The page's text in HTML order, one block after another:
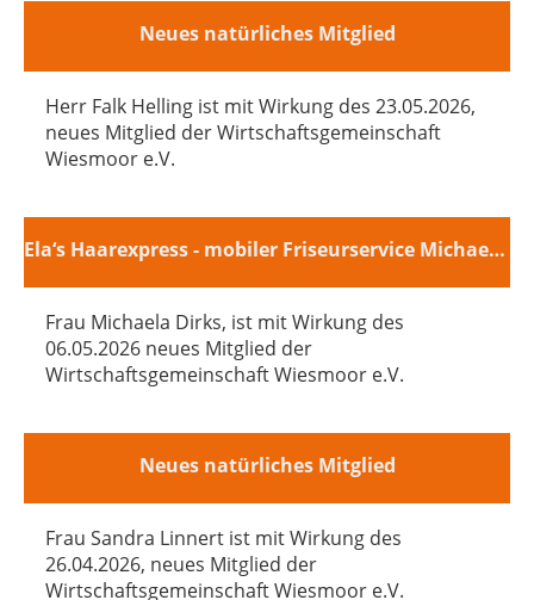
Neues natürliches Mitglied
Herr Falk Helling ist mit Wirkung des 23.05.2026,
neues Mitglied der Wirtschaftsgemeinschaft
Wiesmoor e.V.
Ela‘s Haarexpress - mobiler Friseurservice Michaela Dirks
Frau Michaela Dirks, ist mit Wirkung des
06.05.2026 neues Mitglied der
Wirtschaftsgemeinschaft Wiesmoor e.V.
Neues natürliches Mitglied
Frau Sandra Linnert ist mit Wirkung des
26.04.2026, neues Mitglied der
Wirtschaftsgemeinschaft Wiesmoor e.V.